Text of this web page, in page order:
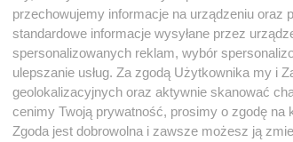
o ekspresie, który przygotuje mleko w
przechowujemy informacje na urządzeniu oraz
standardowe informacje wysyłane przez
spersonalizowanych reklam, wybór
ulepszanie usług. Za zgodą Użytkownika my i
geolokalizacyjnych oraz aktywnie skanować
cenimy Twoją prywatność, prosimy o zgodę na
Zgoda jest dobrowolna i zawsze możesz ją